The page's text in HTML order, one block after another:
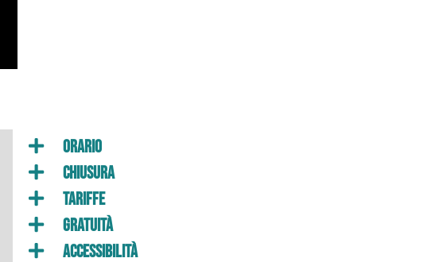
Orario
Chiusura
Tariffe
Gratuità
Accessibilità